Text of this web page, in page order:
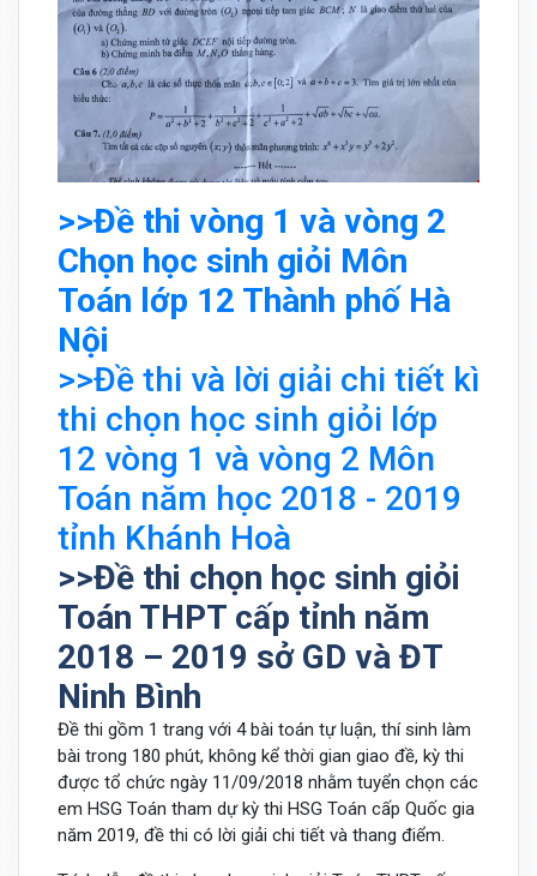
>>Đề thi vòng 1 và vòng 2
Chọn học sinh giỏi Môn
Toán lớp 12 Thành phố Hà
Nội
>>Đề thi và lời giải chi tiết kì
thi chọn học sinh giỏi lớp
12 vòng 1 và vòng 2 Môn
Toán năm học 2018 - 2019
tỉnh Khánh Hoà
>>Đề thi chọn học sinh giỏi
Toán THPT cấp tỉnh năm
2018 – 2019 sở GD và ĐT
Ninh Bình
Đề thi gồm 1 trang với 4 bài toán tự luận, thí sinh làm
bài trong 180 phút, không kể thời gian giao đề, kỳ thi
được tổ chức ngày 11/09/2018 nhằm tuyển chọn các
em HSG Toán tham dự kỳ thi HSG Toán cấp Quốc gia
năm 2019, đề thi có lời giải chi tiết và thang điểm.